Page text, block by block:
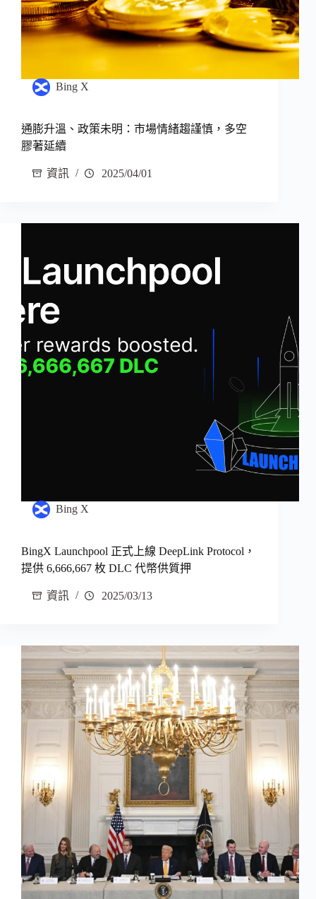
Bing X
通膨升溫、政策未明：市場情緒趨謹慎，多空
膠著延續
資訊 2025/04/01
Bing X
BingX Launchpool 正式上線 DeepLink Protocol，
提供 6,666,667 枚 DLC 代幣供質押
資訊 2025/03/13